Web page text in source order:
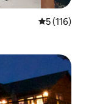
5 de uma
5 (116)